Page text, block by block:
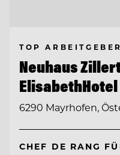
TOP ARBEITGEBER
Neuhaus
ElisabethHotel
6290 Mayrhofen,
CHEF DE RANG